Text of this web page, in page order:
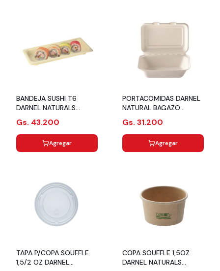
BANDEJA SUSHI T6
DARNEL NATURALS
PQX125 CJX8
Gs. 43.200
Agregar
PORTACOMIDAS DARNEL
NATURAL BAGAZO
Gs. 31.200
Agregar
TAPA P/COPA SOUFFLE
1,5/2 OZ DARNEL
COPA SOUFFLE 1,5OZ
DARNEL NATURALS